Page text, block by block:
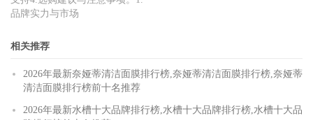
品牌实力与市场
相关推荐
2026年最新奈娅蒂清洁面膜排行榜,奈娅蒂清洁面膜排行榜,奈娅蒂
清洁面膜排行榜前十名推荐
2026年最新水槽十大品牌排行榜,水槽十大品牌排行榜,水槽十大品